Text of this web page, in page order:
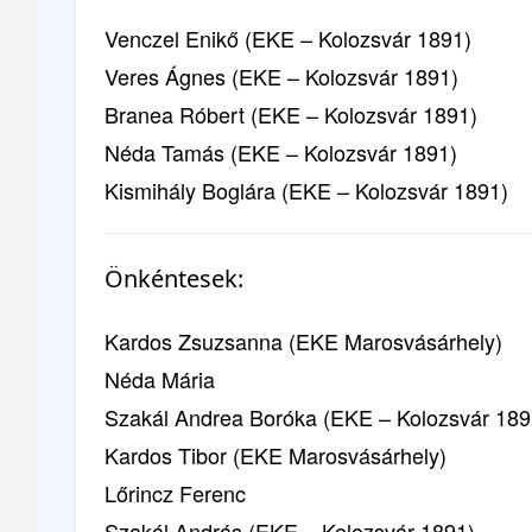
Venczel Enikő (EKE – Kolozsvár 1891)
Veres Ágnes (EKE – Kolozsvár 1891)
Branea Róbert (EKE – Kolozsvár 1891)
Néda Tamás (EKE – Kolozsvár 1891)
Kismihály Boglára (EKE – Kolozsvár 1891)
Önkéntesek:
Kardos Zsuzsanna (EKE Marosvásárhely)
Néda Mária
Szakál Andrea Boróka (EKE – Kolozsvár
Kardos Tibor (EKE Marosvásárhely)
Lőrincz Ferenc